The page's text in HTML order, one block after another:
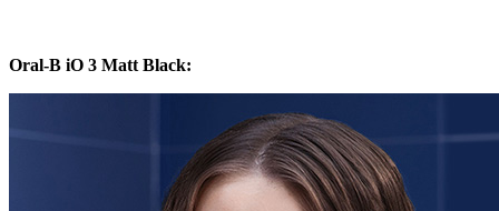
Oral-B iO 3 Matt Black: